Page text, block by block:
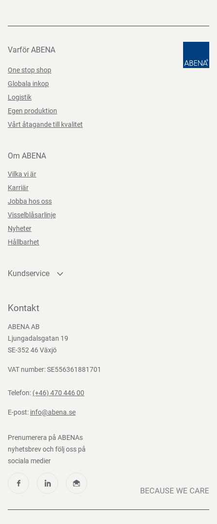
Varför ABENA
One stop shop
Globala inkop
Logistik
Egen produktion
Vårt åtagande till kvalitet
Om ABENA
Vilka vi är
Karriär
Jobba hos oss
Visselblåsarlinje
Nyheter
Hållbarhet
Kundservice
Bli kund
Nedladdningar
Kontakt
ABENA AB
Ljungadalsgatan 19
SE-352 46 Växjö
VAT number: SE556361881701
Telefon: (+46) 470 446 00
E-post: info@abena.se
Prenumerera på ABENAs
nyhetsbrev och följ oss på
sociala medier